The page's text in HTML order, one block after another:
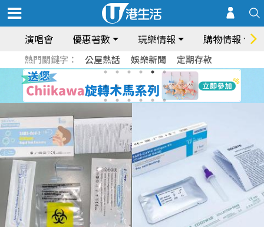
演唱會 優惠著數 玩樂情報 購物情報
熱門關鍵字： 公屋熱話 娛樂新聞 定期存款